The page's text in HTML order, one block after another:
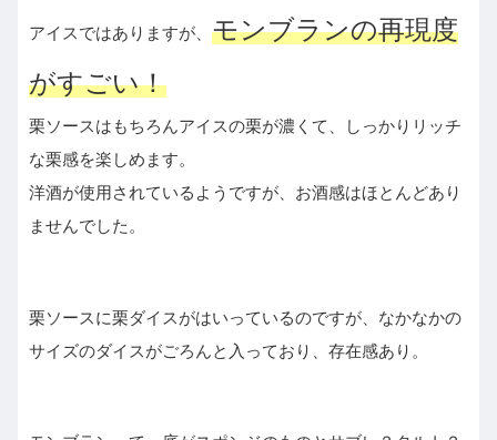
アイスではありますが、 モンブランの再現度
がすごい！
栗ソースはもちろんアイスの栗が濃くて、しっかりリッチ
な栗感を楽しめます。
洋酒が使用されているようですが、お酒感はほとんどあり
ませんでした。
栗ソースに栗ダイスがはいっているのですが、なかなかの
サイズのダイスがごろんと入っており、存在感あり。